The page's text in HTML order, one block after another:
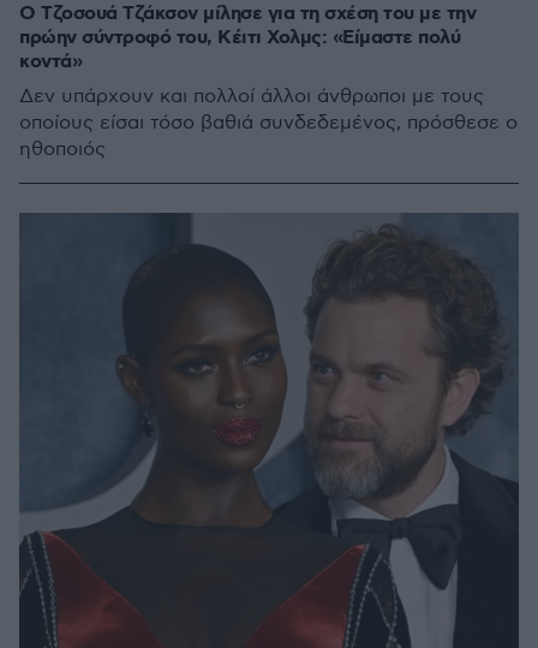
Ο Τζοσουά Τζάκσον μίλησε για τη σχέση του με την
πρώην σύντροφό του, Κέιτι Χολμς: «Είμαστε πολύ
κοντά»
Δεν υπάρχουν και πολλοί άλλοι άνθρωποι με τους
οποίους είσαι τόσο βαθιά συνδεδεμένος, πρόσθεσε ο
ηθοποιός